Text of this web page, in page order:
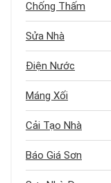
Chống Thấm
Sửa Nhà
Điện Nước
Máng Xối
Cải Tạo Nhà
Báo Giá Sơn